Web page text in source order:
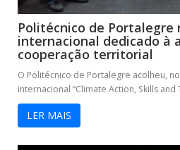
Politécnico de Portalegre
internacional dedicado à
cooperação territorial
O Politécnico de Portalegre acolheu,
internacional “Climate Action, Skills
LER MAIS